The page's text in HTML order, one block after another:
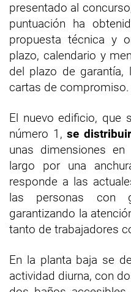
presentado al
puntuación ha
propuesta técnica y
plazo, calendario y
del plazo de
cartas de compromiso.
El nuevo edificio, que
número 1,se
unas dimensiones
largo por una
responde a las
las personas con
garantizando la
tanto de trabajadores
En la planta baja se
actividad diurna, con